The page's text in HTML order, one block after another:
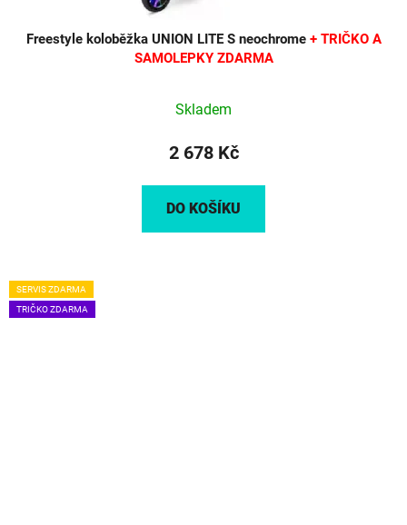
Freestyle koloběžka UNION LITE S neochrome + TRIČKO A
SAMOLEPKY ZDARMA
Skladem
2 678 Kč
DO KOŠÍKU
SERVIS ZDARMA
TRIČKO ZDARMA